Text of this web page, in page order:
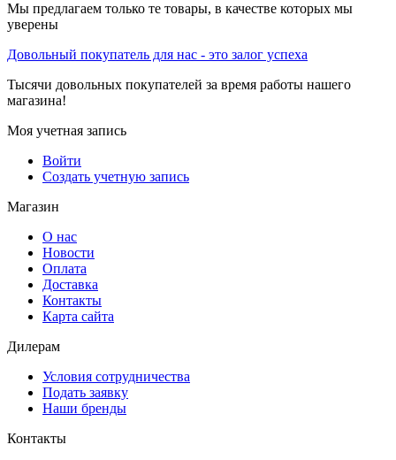
Мы предлагаем только те товары, в качестве которых мы
уверены
Довольный покупатель для нас - это залог успеха
Тысячи довольных покупателей за время работы нашего
магазина!
Моя учетная запись
Войти
Создать учетную запись
Магазин
О нас
Новости
Оплата
Доставка
Контакты
Карта сайта
Дилерам
Условия сотрудничества
Подать заявку
Наши бренды
Контакты